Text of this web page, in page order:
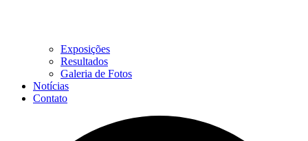
Exposições
Resultados
Galeria de Fotos
Notícias
Contato